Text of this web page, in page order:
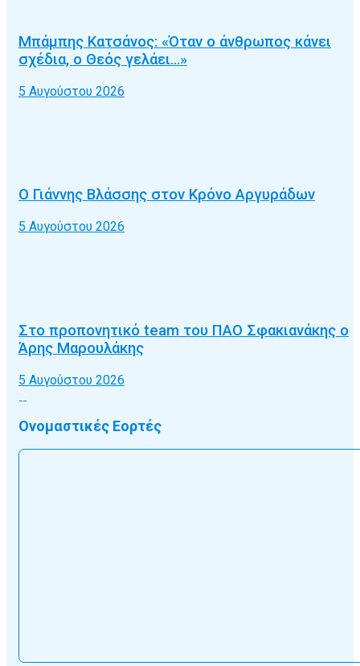
Μπάμπης Κατσάνος: «Όταν ο άνθρωπος κάνει
σχέδια, ο Θεός γελάει…»
5 Αυγούστου 2026
Ο Γιάννης Βλάσσης στον Κρόνο Αργυράδων
5 Αυγούστου 2026
Στο προπονητικό team του ΠΑΟ Σφακιανάκης ο
Άρης Μαρουλάκης
5 Αυγούστου 2026
Ονομαστικές Εορτές